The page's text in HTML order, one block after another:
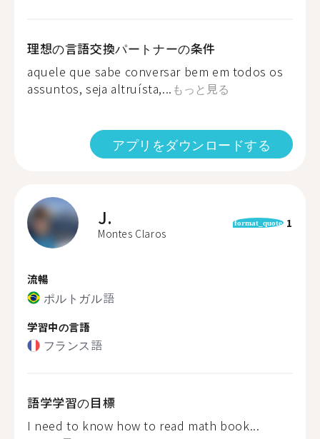
理想の言語交換パートナーの条件
aquele que sabe conversar bem em todos os
assuntos, seja altruísta,... もっと見る
アプリをダウンロードする
J.
Montes Claros
format_quote 1
流暢
ポルトガル語
学習中の言語
フランス語
語学学習の目標
I need to know how to read math book...